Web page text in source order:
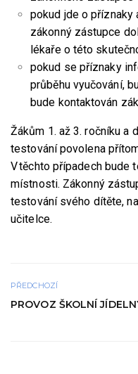
pokud jde o příznaky
zákonný zástupce
lékaře o této
pokud se příznaky
průběhu vyučování,
bude kontaktován
Žákům 1. až 3. ročníku a
testování povolena
V těchto případech bude
místnosti. Zákonný
testování svého dítěte,
učitelce.
PŘEDCHOZÍ
PROVOZ ŠKOLNÍ